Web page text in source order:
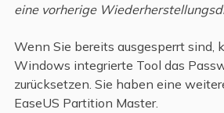
eine vorherige
Wenn Sie bereits ausgesperrt sind,
Windows integrierte Tool das
zurücksetzen. Sie haben eine
EaseUS Partition Master.